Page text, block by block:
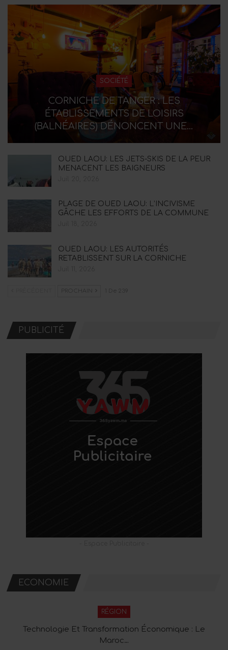
SOCIÉTÉ
CORNICHE DE TANGER : LES
ÉTABLISSEMENTS DE LOISIRS
(BALNÉAIRES) DÉNONCENT UNE…
OUED LAOU: LES JETS-SKIS DE LA PEUR
MENACENT LES BAIGNEURS
PLAGE DE OUED LAOU: L’INCIVISME
GÂCHE LES EFFORTS DE LA COMMUNE
OUED LAOU: LES AUTORITÉS
RETABLISSENT SUR LA CORNICHE
PROCHAIN 1 De 239
PUBLICITÉ
ECONOMIE
RÉGION
Technologie Et Transformation Économique : Le
Maroc…